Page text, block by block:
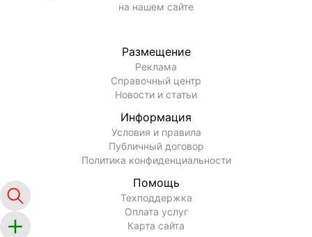
на нашем сайте
Размещение
Реклама
Справочный центр
Новости и статьи
Информация
Условия и правила
Публичный договор
Политика конфиденциальности
Помощь
Техподдержка
Оплата услуг
Карта сайта